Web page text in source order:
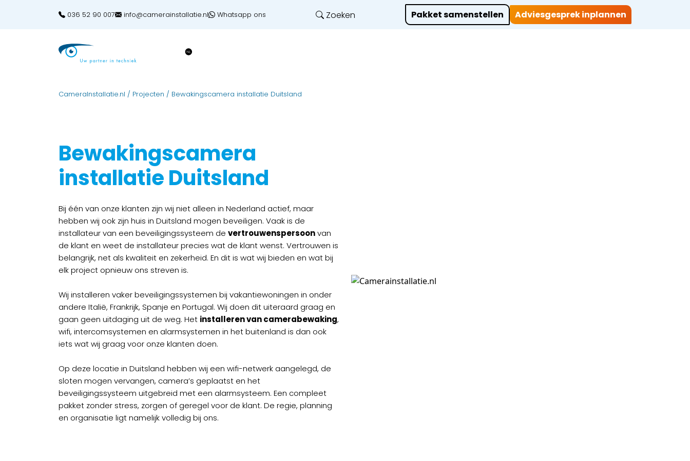
036 52 90 007 info@camerainstallatie.nl Whatsapp ons Zoeken Pakket samenstellen Adviesgesprek inplannen
CameraInstallatie.nl / Projecten / Bewakingscamera installatie Duitsland
Bewakingscamera
installatie Duitsland
Bij één van onze klanten zijn wij niet alleen in Nederland actief, maar
hebben wij ook zijn huis in Duitsland mogen beveiligen. Vaak is de
installateur van een beveiligingssysteem de vertrouwenspersoonvan
de klant en weet de installateur precies wat de klant wenst. Vertrouwen is
belangrijk, net als kwaliteit en zekerheid. En dit is wat wij bieden en wat bij
elk project opnieuw ons streven is.
Wij installeren vaker beveiligingssystemen bij vakantiewoningen in onder
andere Italië, Frankrijk, Spanje en Portugal. Wij doen dit uiteraard graag en
gaan geen uitdaging uit de weg. Het installeren van camerabewaking,
wifi, intercomsystemen en alarmsystemen in het buitenland is dan ook
iets wat wij graag voor onze klanten doen.
Op deze locatie in Duitsland hebben wij een wifi-netwerk aangelegd, de
sloten mogen vervangen, camera’s geplaatst en het
beveiligingssysteem uitgebreid met een alarmsysteem. Een compleet
pakket zonder stress, zorgen of geregel voor de klant. De regie, planning
en organisatie ligt namelijk volledig bij ons.